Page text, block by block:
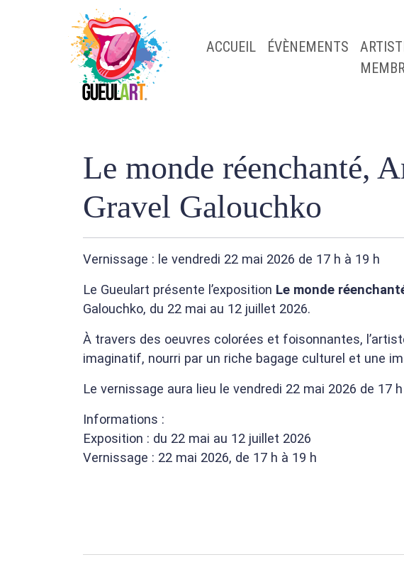
ACCUEIL ÉVÈNEMENTS
Le monde réenchanté,
Gravel Galouchko
Vernissage : le vendredi 22 mai 2026 de 17 h à 19 h
Le Gueulart présente l’exposition Le monde
Galouchko, du 22 mai au 12 juillet 2026.
À travers des oeuvres colorées et foisonnantes,
imaginatif, nourri par un riche bagage culturel et une
Le vernissage aura lieu le vendredi 22 mai 2026 de 17
Informations :
Exposition : du 22 mai au 12 juillet 2026
Vernissage : 22 mai 2026, de 17 h à 19 h